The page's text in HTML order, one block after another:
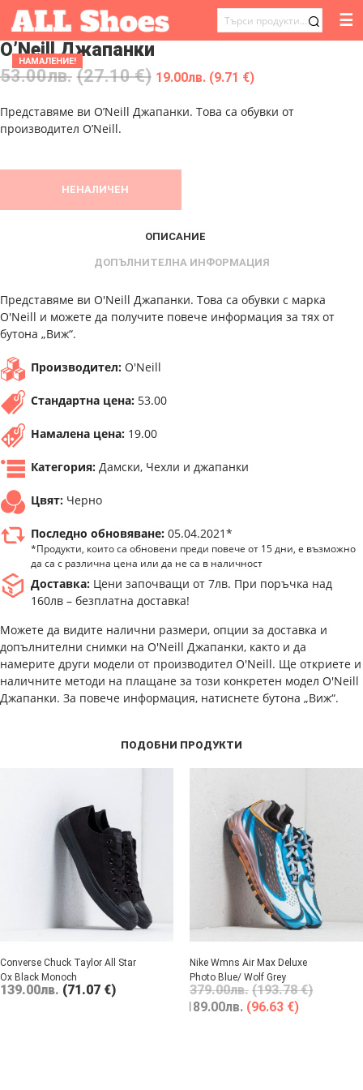
ТЪРСЕНЕ
☰
НАМАЛЕНИЕ!
O’Neill Джапанки
53.00лв. (27.10 €) 19.00лв. (9.71 €)
Представяме ви O’Neill Джапанки. Това са обувки от
производител O’Neill.
НЕНАЛИЧЕН
ОПИСАНИЕ
ДОПЪЛНИТЕЛНА ИНФОРМАЦИЯ
Представяме ви O'Neill Джапанки. Това са обувки с марка
O'Neill и можете да получите повече информация за тях от
бутона „Виж“.
Производител: O'Neill
Стандартна цена: 53.00
Намалена цена: 19.00
Категория: Дамски, Чехли и джапанки
Цвят: Черно
Последно обновяване: 05.04.2021*
*Продукти, които са обновени преди повече от 15 дни, е възможно
да са с различна цена или да не са в наличност
Доставка: Цени започващи от 7лв. При поръчка над
160лв – безплатна доставка!
Можете да видите налични размери, опции за доставка и
допълнителни снимки на O'Neill Джапанки, както и да
намерите други модели от производител O'Neill. Ще откриете и
наличните методи на плащане за този конкретен модел O'Neill
Джапанки. За повече информация, натиснете бутона „Виж“.
ПОДОБНИ ПРОДУКТИ
Converse Chuck Taylor All Star
Ox Black Monoch
139.00лв. (71.07 €)
Nike Wmns Air Max Deluxe
Photo Blue/ Wolf Grey
379.00лв. (193.78 €)
189.00лв. (96.63 €)